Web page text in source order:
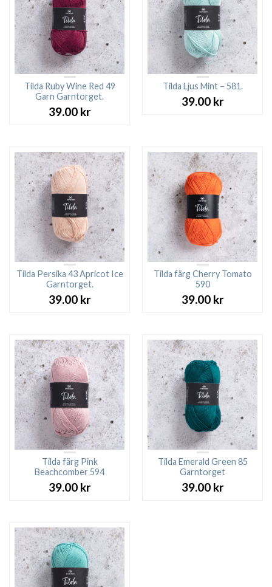
Tilda Ruby Wine Red 49
Garn Garntorget.
39.00 kr
Tilda Ljus Mint – 581.
39.00 kr
Tilda Persika 43 Apricot Ice
Garntorget.
39.00 kr
Tilda färg Cherry Tomato
590
39.00 kr
Tilda färg Pink
Beachcomber 594
39.00 kr
Tilda Emerald Green 85
Garntorget
39.00 kr